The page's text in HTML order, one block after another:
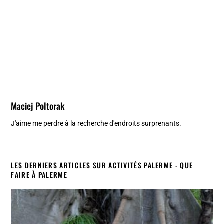
Maciej Poltorak
J'aime me perdre à la recherche d'endroits surprenants.
LES DERNIERS ARTICLES SUR ACTIVITÉS PALERME - QUE
FAIRE À PALERME